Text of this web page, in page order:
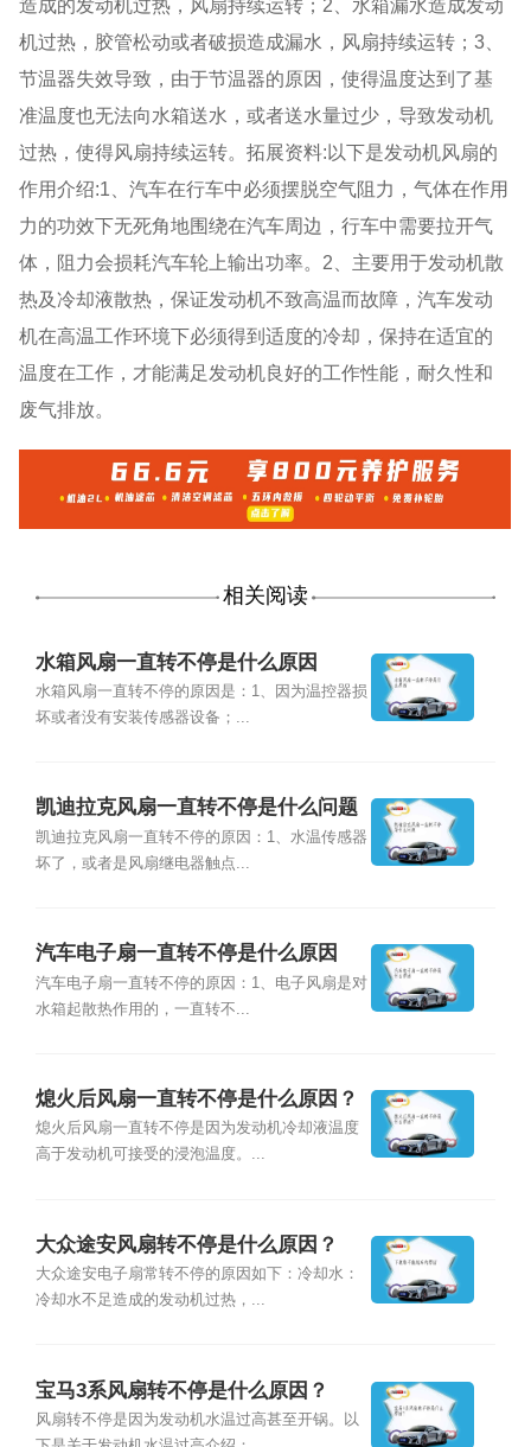
造成的发动机过热，风扇持续运转；2、水箱漏水造成发动
机过热，胶管松动或者破损造成漏水，风扇持续运转；3、
节温器失效导致，由于节温器的原因，使得温度达到了基
准温度也无法向水箱送水，或者送水量过少，导致发动机
过热，使得风扇持续运转。拓展资料:以下是发动机风扇的
作用介绍:1、汽车在行车中必须摆脱空气阻力，气体在作用
力的功效下无死角地围绕在汽车周边，行车中需要拉开气
体，阻力会损耗汽车轮上输出功率。2、主要用于发动机散
热及冷却液散热，保证发动机不致高温而故障，汽车发动
机在高温工作环境下必须得到适度的冷却，保持在适宜的
温度在工作，才能满足发动机良好的工作性能，耐久性和
废气排放。
相关阅读
水箱风扇一直转不停是什么原因
水箱风扇一直转不停的原因是：1、因为温控器损
坏或者没有安装传感器设备；...
凯迪拉克风扇一直转不停是什么问题
凯迪拉克风扇一直转不停的原因：1、水温传感器
坏了，或者是风扇继电器触点...
汽车电子扇一直转不停是什么原因
汽车电子扇一直转不停的原因：1、电子风扇是对
水箱起散热作用的，一直转不...
熄火后风扇一直转不停是什么原因？
熄火后风扇一直转不停是因为发动机冷却液温度
高于发动机可接受的浸泡温度。...
大众途安风扇转不停是什么原因？
大众途安电子扇常转不停的原因如下：冷却水：
冷却水不足造成的发动机过热，...
宝马3系风扇转不停是什么原因？
风扇转不停是因为发动机水温过高甚至开锅。以